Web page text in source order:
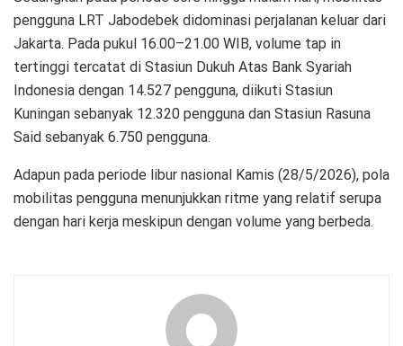
pengguna LRT Jabodebek didominasi perjalanan keluar dari
Jakarta. Pada pukul 16.00–21.00 WIB, volume tap in
tertinggi tercatat di Stasiun Dukuh Atas Bank Syariah
Indonesia dengan 14.527 pengguna, diikuti Stasiun
Kuningan sebanyak 12.320 pengguna dan Stasiun Rasuna
Said sebanyak 6.750 pengguna.
Adapun pada periode libur nasional Kamis (28/5/2026), pola
mobilitas pengguna menunjukkan ritme yang relatif serupa
dengan hari kerja meskipun dengan volume yang berbeda.